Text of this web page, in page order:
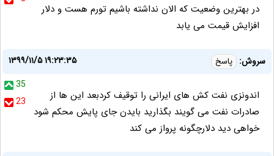
در بهترین وضعیت که الان نداشته باشیم تورم هست و دلار
افزایش قیمت می یابد
سروش: پاسخ
۱۳۹۹/۱۱/۵ ۱۹:۲۳:۳۵
35
23
اندونزی نفت کش های ایرانی را توقیف کردبعد این ها از
صادرات نفت می گویند بگذارید بایدن جای پایش محکم شود
خواهی دید دلارچگونه پرواز می کند